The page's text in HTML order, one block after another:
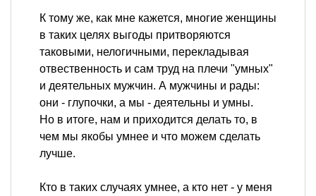
К тому же, как мне кажется, многие женщины
в таких целях выгоды притворяются
таковыми, нелогичными, перекладывая
отвественность и сам труд на плечи "умных"
и деятельных мужчин. А мужчины и рады:
они - глупочки, а мы - деятельны и умны.
Но в итоге, нам и приходится делать то, в
чем мы якобы умнее и что можем сделать
лучше.
Кто в таких случаях умнее, а кто нет - у меня